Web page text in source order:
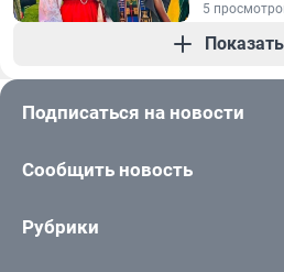
5
Подписаться на новости
Сообщить новость
Рубрики